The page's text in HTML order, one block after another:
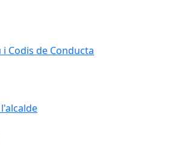
Codis de Conducta